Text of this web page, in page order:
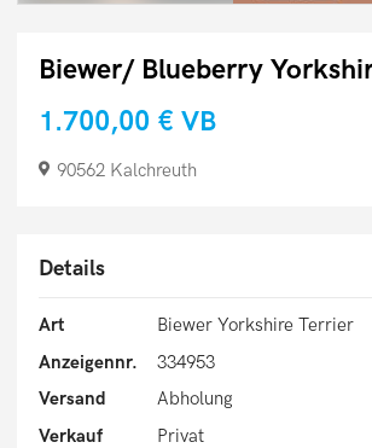
Biewer/ Blueberry
1.700,00 € VB
90562 Kalchreuth
Details
Art
Biewer Yorkshire Terrier
Anzeigennr.
334953
Versand
Abholung
Verkauf
Privat